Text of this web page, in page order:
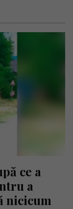
ce a
a
nicicum